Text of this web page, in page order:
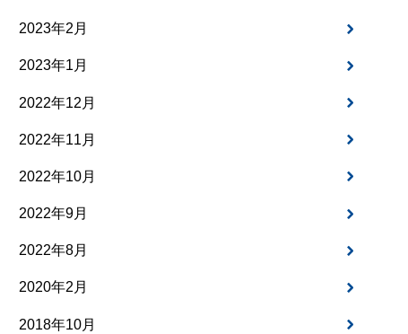
2023年2月
2023年1月
2022年12月
2022年11月
2022年10月
2022年9月
2022年8月
2020年2月
2018年10月